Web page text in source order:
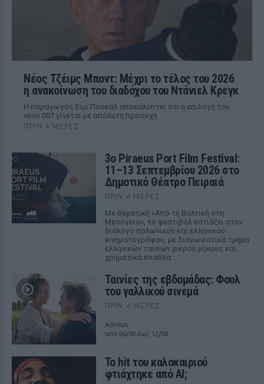
Νέος Τζέιμς Μποντ: Μέχρι το τέλος του 2026
η ανακοίνωση του διαδόχου του Ντάνιελ Κρεγκ
Η παραγωγός Έιμι Πάσκαλ αποκαλύπτει ότι η επιλογή του
νέου 007 γίνεται με απόλυτη προσοχή
ΠΡΙΝ 4 ΜΈΡΕΣ
3ο Piraeus Port Film Festival:
11–13 Σεπτεμβρίου 2026 στο
Δημοτικό Θέατρο Πειραιά
ΠΡΙΝ 4 ΜΈΡΕΣ
Με θεματική «Από τη Βαλτική στη
Μεσόγειο», το φεστιβάλ εστιάζει στον
διάλογο πολωνικού και ελληνικού
κινηματογράφου, με διαγωνιστικό τμήμα
ελληνικών ταινιών μικρού μήκους και
χρηματικά έπαθλα.
Ταινίες της εβδομάδας: Φουλ
του γαλλικού σινεμά
ΠΡΙΝ 4 ΜΈΡΕΣ
ΑΘΗΝΑ
από 06/08 έως 12/08
Το hit του καλοκαιριού
φτιάχτηκε από AI;